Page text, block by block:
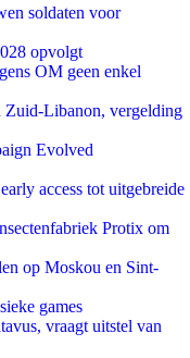
soldaten voor
opvolgt
OM geen enkel
Zuid-Libanon, vergelding
Evolved
access tot uitgebreide
Protix om
op Moskou en Sint-
games
vraagt uitstel van